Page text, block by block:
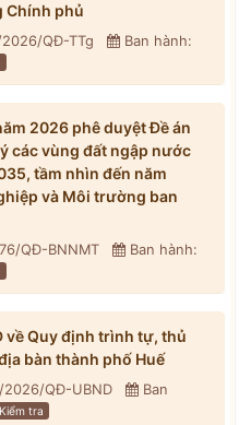
Chính phủ
QĐ-TTg
Ban hành:
2026 phê duyệt Đề án
các vùng đất ngập nước
tầm nhìn đến năm
và Môi trường ban
QĐ-BNNMT
Ban hành:
Quy định trình tự, thủ
bàn thành phố Huế
2026/QĐ-UBND
Ban
Kiểm tra